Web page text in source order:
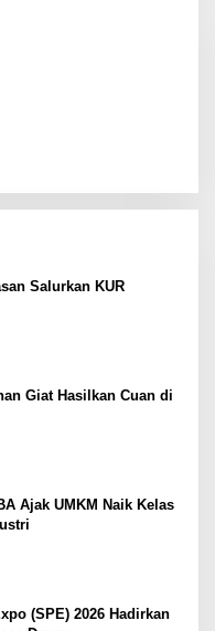
Salurkan KUR
Giat Hasilkan Cuan di
Ajak UMKM Naik Kelas
(SPE) 2026 Hadirkan